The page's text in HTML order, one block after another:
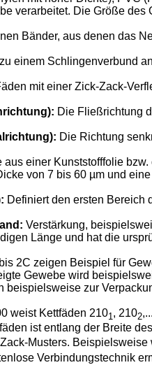
verarbeitet. Die Größe
Bänder, aus denen das
einem Schlingenverbund
mit einer Zick-Zack-
Die Fließrichtung
Die Richtung
aus einer Kunststofffolie
von 7 bis 60 µm und
Definiert den ersten Bereich
Verstärkung,
Länge und hat die
2C zeigen Beispiel für
Gewebe wird
beispielsweise zur
weist Kettfäden 2101, 2102
ist entlang der Breite
Musters.
Verbindungstechnik